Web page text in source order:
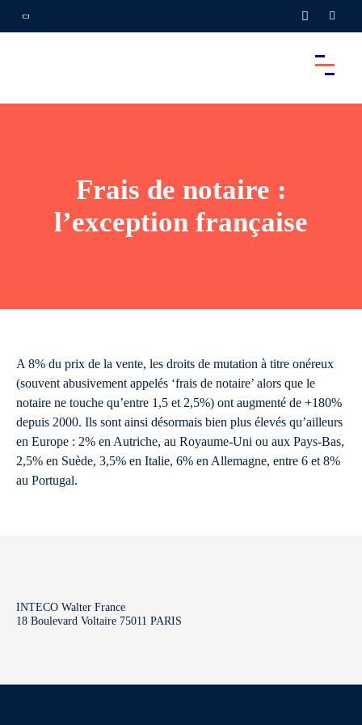
Frais de notaire :
l’exception française
A 8% du prix de la vente, les droits de mutation à titre onéreux
(souvent abusivement appelés ‘frais de notaire’ alors que le
notaire ne touche qu’entre 1,5 et 2,5%) ont augmenté de +180%
depuis 2000. Ils sont ainsi désormais bien plus élevés qu’ailleurs
en Europe : 2% en Autriche, au Royaume-Uni ou aux Pays-Bas,
2,5% en Suède, 3,5% en Italie, 6% en Allemagne, entre 6 et 8%
au Portugal.
INTECO Walter France
18 Boulevard Voltaire 75011 PARIS